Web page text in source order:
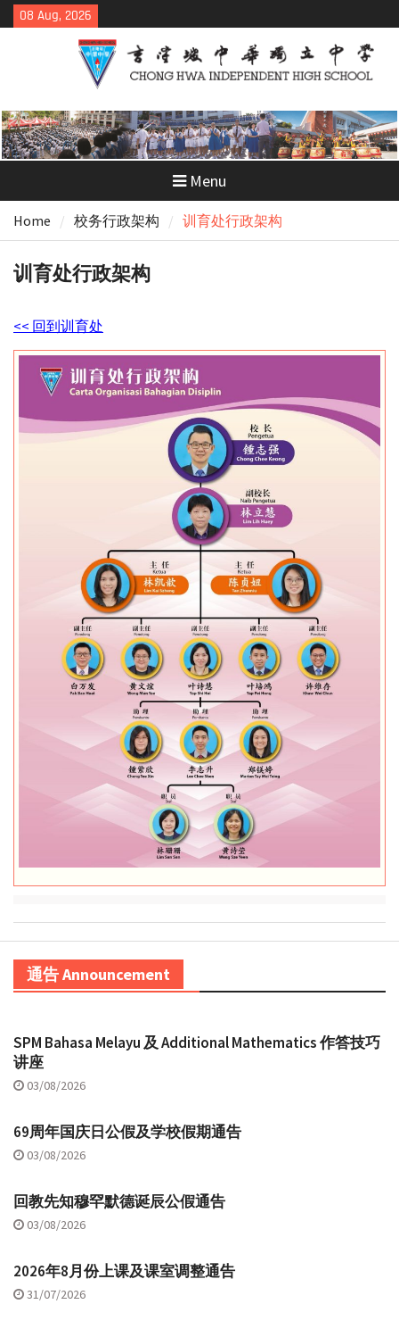
Skip
to
08 Aug, 2026
Menu
Home 校务行政架构 训育处行政架构
训育处行政架构
<< 回到训育处
通告 Announcement
SPM Bahasa Melayu 及 Additional Mathematics 作答技巧
讲座
03/08/2026
69周年国庆日公假及学校假期通告
03/08/2026
回教先知穆罕默德诞辰公假通告
03/08/2026
2026年8月份上课及课室调整通告
31/07/2026